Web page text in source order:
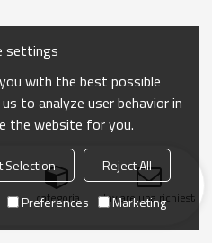
categoria Inviare una richiesta
settings
with the best possible
to analyze user behavior in
the website for you.
Selection
Reject All
Preferences Marketing